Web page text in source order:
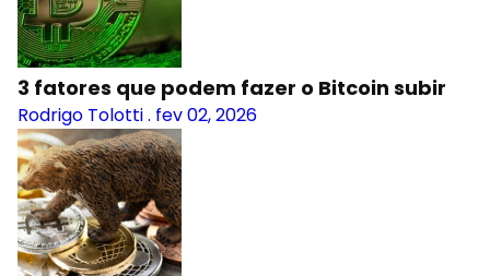
3 fatores que podem fazer o Bitcoin subir
Rodrigo Tolotti. fev 02, 2026